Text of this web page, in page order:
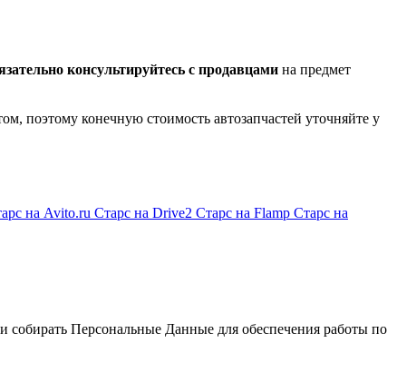
консультируйтесь с продавцамина предмет
поэтому конечную стоимость автозапчастей уточняйте у
на Avito.ru Старс на Drive2 Старс на Flamp Старс на
Персональные Данные для обеспечения работы по